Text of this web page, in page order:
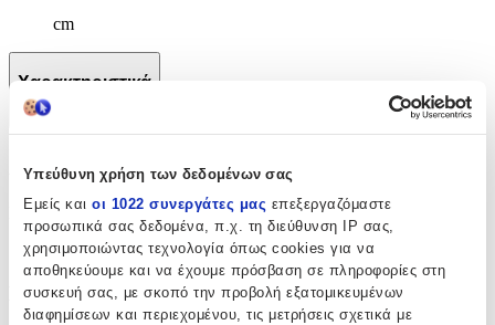
Υπεύθυνη χρήση των δεδομένων σας
Εμείς και οι 1022 συνεργάτες μας επεξεργαζόμαστε
προσωπικά σας δεδομένα, π.χ. τη διεύθυνση IP σας,
χρησιμοποιώντας τεχνολογία όπως cookies για να
αποθηκεύουμε και να έχουμε πρόσβαση σε πληροφορίες στη
συσκευή σας, με σκοπό την προβολή εξατομικευμένων
διαφημίσεων και περιεχομένου, τις μετρήσεις σχετικά με
cm
Χαρακτηριστικά
Χαρακτηριστικά
Κατασκευαστής:
Beauty Home
Βασικά Χαρακτηριστικά